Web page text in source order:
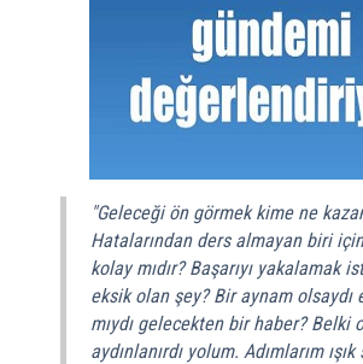
"Geleceği ön görmek kime ne
Hatalarından ders almayan biri
kolay mıdır? Başarıyı yakalamak
eksik olan şey? Bir aynam olsaydı
mıydı gelecekten bir haber? Belki
aydınlanırdı yolum. Adımlarım ışık